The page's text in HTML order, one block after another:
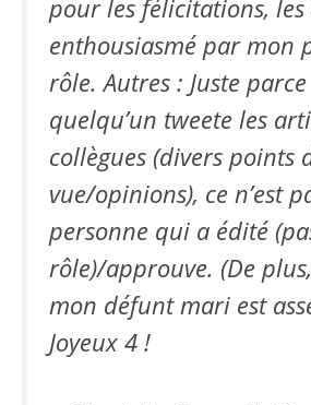
pour les félicitations, les
enthousiasmé par mon
rôle. Autres : Juste
quelqu’un tweete les
collègues (divers points
vue/opinions), ce n’est
personne qui a édité
rôle)/approuve. (De
mon défunt mari est
Joyeux 4 !